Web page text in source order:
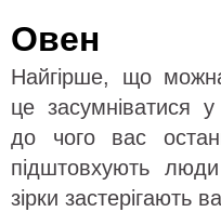
Овен
Найгірше, що
це засумніватися
до чого вас
підштовхують
зірки застерігають